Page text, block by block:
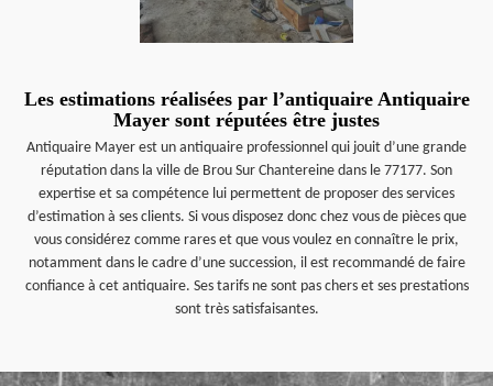
Les estimations réalisées par l’antiquaire Antiquaire
Mayer sont réputées être justes
Antiquaire Mayer est un antiquaire professionnel qui jouit d’une grande
réputation dans la ville de Brou Sur Chantereine dans le 77177. Son
expertise et sa compétence lui permettent de proposer des services
d’estimation à ses clients. Si vous disposez donc chez vous de pièces que
vous considérez comme rares et que vous voulez en connaître le prix,
notamment dans le cadre d’une succession, il est recommandé de faire
confiance à cet antiquaire. Ses tarifs ne sont pas chers et ses prestations
sont très satisfaisantes.